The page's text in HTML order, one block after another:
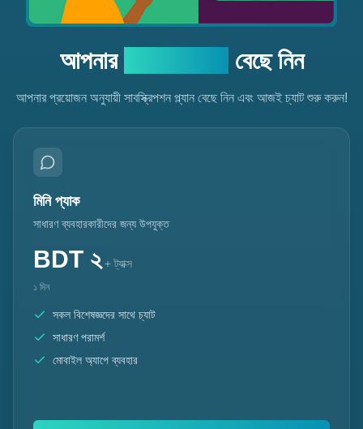
আপনার বেছে নিন
আপনার প্রয়োজন অনুযায়ী সাবস্ক্রিপশন প্ল্যান বেছে নিন এবং আজই চ্যাট শুরু করুন!
মিনি প্যাক
সাধারণ ব্যবহারকারীদের জন্য উপযুক্ত
BDT ২ + ট্যাক্স
১ দিন
সকল বিশেষজ্ঞদের সাথে চ্যাট
সাধারণ পরামর্শ
মোবাইল অ্যাপে ব্যবহার